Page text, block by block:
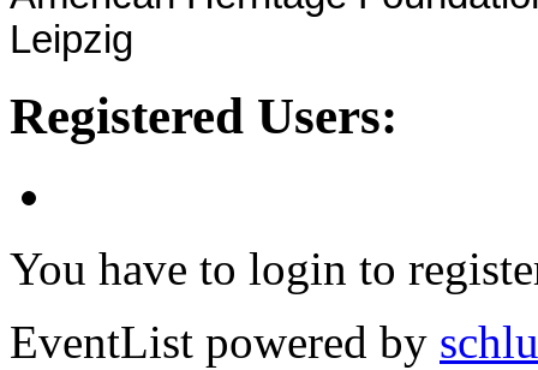
Leipzig
Registered Users:
You have to login to
EventList powered by